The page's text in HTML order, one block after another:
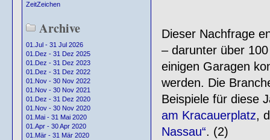
ZeitZeichen
Archive
01.Jul - 31 Jul 2026
01.Dez - 31 Dez 2025
01.Dez - 31 Dez 2023
01.Dez - 31 Dez 2022
01.Nov - 30 Nov 2022
01.Nov - 30 Nov 2021
01.Dez - 31 Dez 2020
01.Nov - 30 Nov 2020
01.Mai - 31 Mai 2020
01.Apr - 30 Apr 2020
01.Mär - 31 Mär 2020
Dieser Nachfrage
– darunter über
einigen Garagen
werden. Die
Beispiele für diese
am Kracauerplatz,
Nassau“. (2)